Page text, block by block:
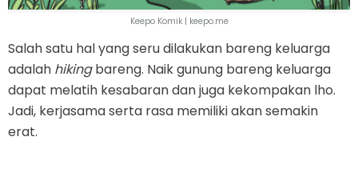
Keepo Komik | keepo.me
Salah satu hal yang seru dilakukan bareng keluarga
adalah hikingbareng. Naik gunung bareng keluarga
dapat melatih kesabaran dan juga kekompakan lho.
Jadi, kerjasama serta rasa memiliki akan semakin
erat.